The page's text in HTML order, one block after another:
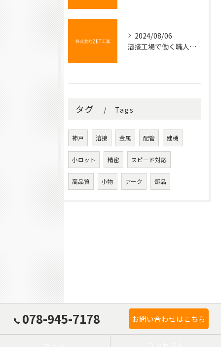
2024/08/06
溶接工場で働く職人たちの技術と情熱
タグ Tags
神戸 溶接 金属 配管 建機
小ロット 精密 スピード対応
高品質 小物 アーク 部品
078-945-7178 お問い合わせはこちら